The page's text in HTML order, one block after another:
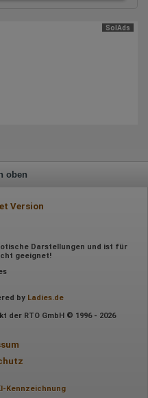
SolAds
oben
Version
Darstellungen und ist für
geeignet!
by Ladies.de
RTO GmbH © 1996 - 2026
Kennzeichnung